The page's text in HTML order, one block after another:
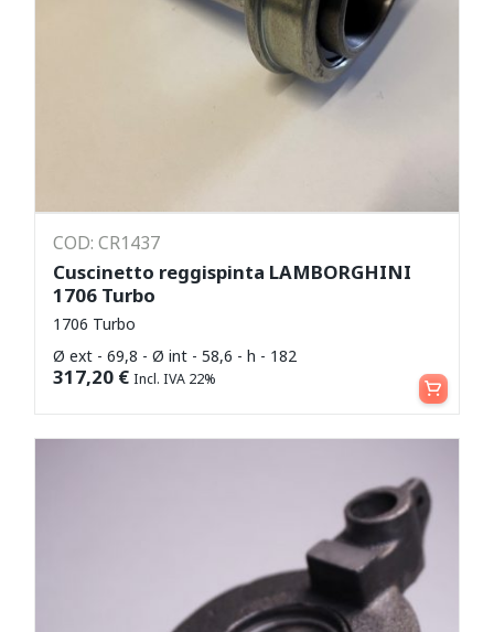
COD: CR1437
Cuscinetto reggispinta LAMBORGHINI
1706 Turbo
1706 Turbo
Ø ext - 69,8 - Ø int - 58,6 - h - 182
317,20 € Incl. IVA 22% Aggiungi al carrello